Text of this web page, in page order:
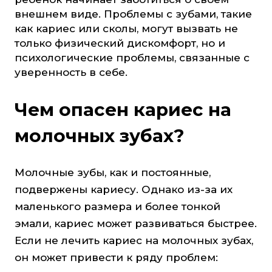
внешнем виде. Проблемы с зубами, такие
как кариес или сколы, могут вызвать не
только физический дискомфорт, но и
психологические проблемы, связанные с
уверенность в себе.
Чем опасен кариес на
молочных зубах?
Молочные зубы, как и постоянные,
подвержены кариесу. Однако из-за их
маленького размера и более тонкой
эмали, кариес может развиваться быстрее.
Если не лечить кариес на молочных зубах,
он может привести к ряду проблем: